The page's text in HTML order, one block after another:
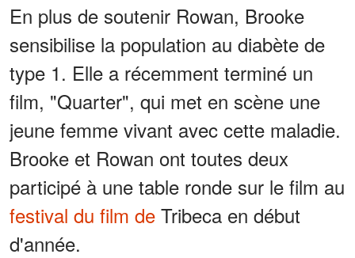
En plus de soutenir Rowan, Brooke
sensibilise la population au diabète de
type 1. Elle a récemment terminé un
film, "Quarter", qui met en scène une
jeune femme vivant avec cette maladie.
Brooke et Rowan ont toutes deux
participé à une table ronde sur le film au
festival du film de Tribeca en début
d'année.